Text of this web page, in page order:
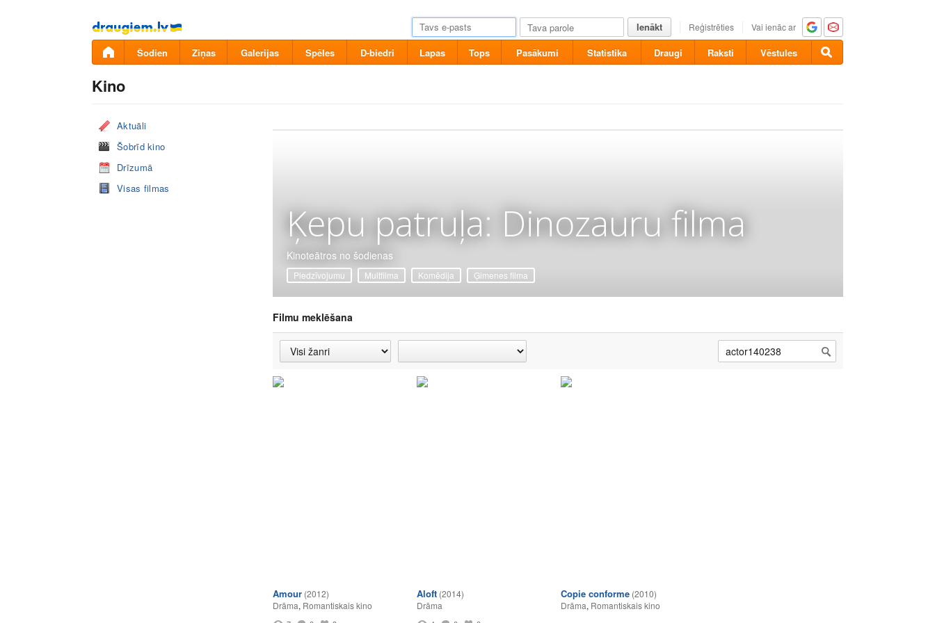
Pāriet
uz
saturu
Ienākt Reģistrēties Vai ienāc ar
Šodien Ziņas Galerijas Spēles D-biedri Lapas Tops Pasākumi Statistika Draugi Raksti Vēstules
Kino
Aktuāli
Šobrīd kino
Drīzumā
Visas filmas
Ķepu patruļa: Dinozauru filma
Kinoteātros no šodienas
Piedzīvojumu Multfilma Komēdija Ģimenes filma
Filmu meklēšana
Amour (2012)
Drāma, Romantiskais kino
Aloft (2014)
Drāma
Copie conforme (2010)
Drāma, Romantiskais kino